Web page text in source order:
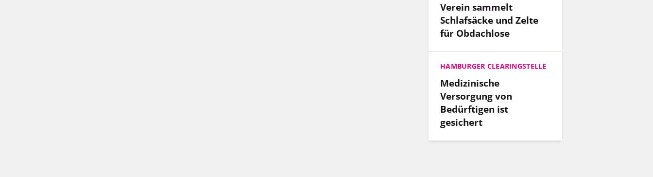
Verein sammelt
Schlafsäcke und Zelte
für Obdachlose
HAMBURGER CLEARINGSTELLE
Medizinische
Versorgung von
Bedürftigen ist
gesichert